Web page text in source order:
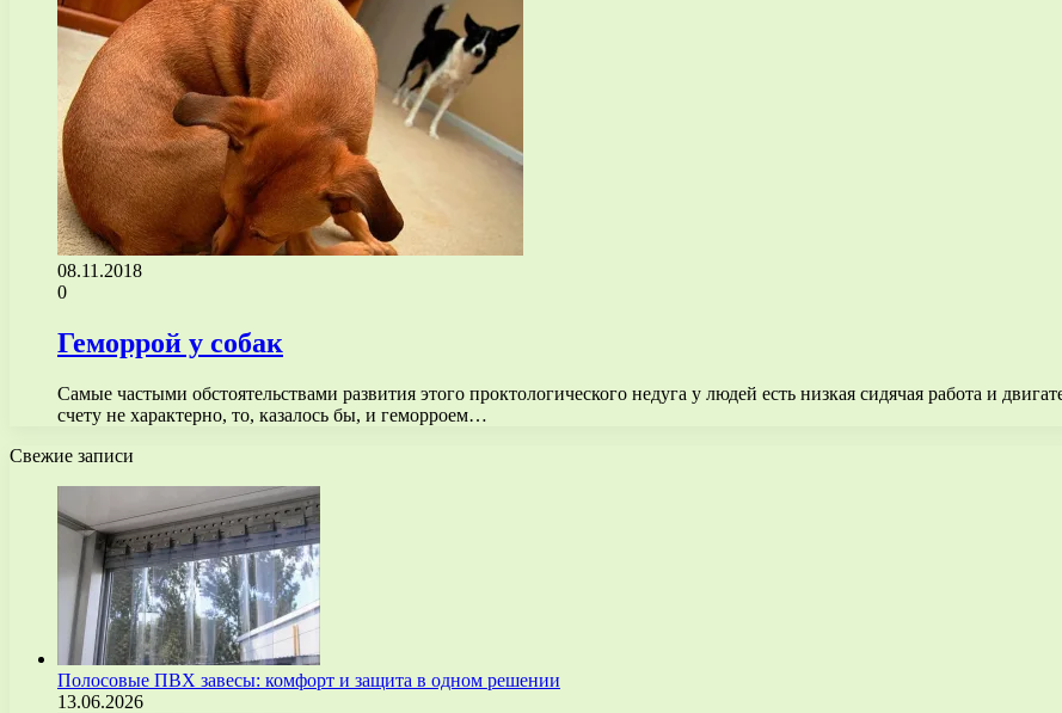
08.11.2018
0
Геморрой у собак
Самые частыми обстоятельствами развития этого проктологического недуга у людей есть низкая сидячая работа и
счету не характерно, то, казалось бы, и геморроем…
Свежие записи
Полосовые ПВХ завесы: комфорт и защита в одном решении
13.06.2026